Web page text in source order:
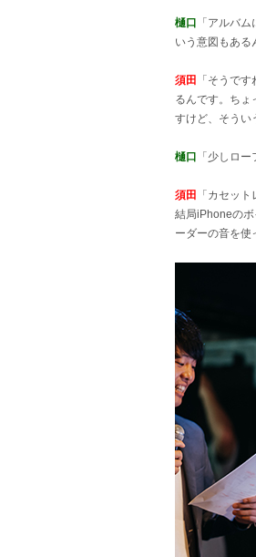
樋口
「アルバ
いう意図もある
須田
「そうで
るんです。ちょ
すけど、そうい
樋口 「少しロ
須田
「カセッ
結局iPhoneのボ
ーダーの音を使